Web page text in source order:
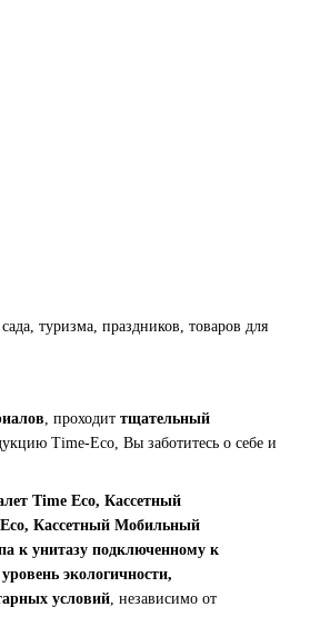
туризма, праздников, товаров для
, проходит тщательный
Time-Eco, Вы заботитесь о себе и
Time Eco, Кассетный
Кассетный Мобильный
к унитазу подключенному к
экологичности,
условий, независимо от